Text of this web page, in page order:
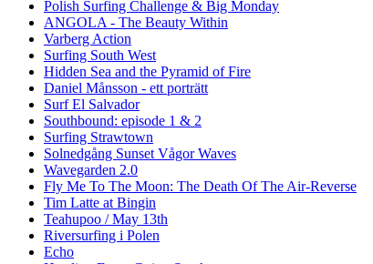
Polish Surfing Challenge & Big Monday
ANGOLA - The Beauty Within
Varberg Action
Surfing South West
Hidden Sea and the Pyramid of Fire
Daniel Månsson - ett porträtt
Surf El Salvador
Southbound: episode 1 & 2
Surfing Strawtown
Solnedgång Sunset Vågor Waves
Wavegarden 2.0
Fly Me To The Moon: The Death Of The Air-Reverse
Tim Latte at Bingin
Teahupoo / May 13th
Riversurfing i Polen
Echo